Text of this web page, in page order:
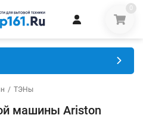
0
/ ТЭНы
машины Ariston